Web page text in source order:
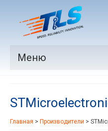
Меню
Производители
Рынки
Главная > Производители >